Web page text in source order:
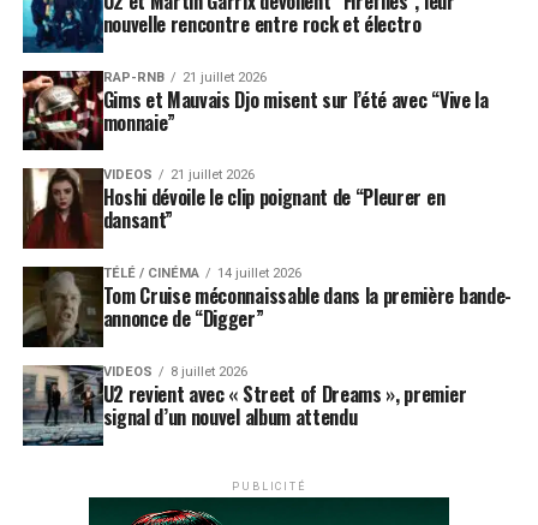
nouvelle rencontre entre rock et électro
RAP-RNB 21 juillet 2026
Gims et Mauvais Djo misent sur l’été avec “Vive la
monnaie”
VIDEOS 21 juillet 2026
Hoshi dévoile le clip poignant de “Pleurer en
dansant”
TÉLÉ / CINÉMA 14 juillet 2026
Tom Cruise méconnaissable dans la première bande-
annonce de “Digger”
VIDEOS 8 juillet 2026
U2 revient avec « Street of Dreams », premier
signal d’un nouvel album attendu
PUBLICITÉ